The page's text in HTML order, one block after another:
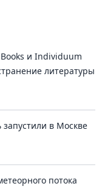
и Individuum
литературы
в Москве
потока